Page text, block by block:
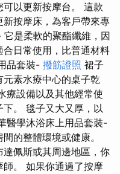
以更新按摩台。 這款
按摩床，為客戶帶來專
是柔軟的聚酯纖維，因
日常使用，比普通材料
品套裝- 撥筋證照 裙子
素水療中心的桌子乾
療設備以及其他經常使
。 毯子又大又厚，以
醫學沐浴床上用品套裝-
的整體環境或健康。
佩斯或其周邊地區，你
。 如果你通過了按摩